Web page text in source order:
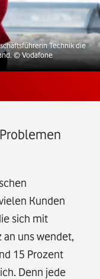
Technik die
© Vodafone
Kunden
sich mit
uns wendet,
15 Prozent
Denn jede